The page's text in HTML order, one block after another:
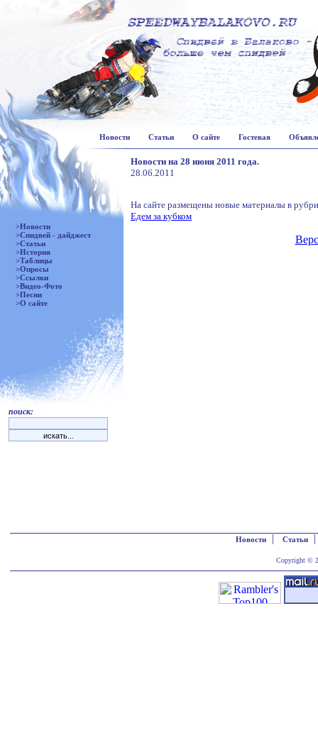
Новости Статьи О сайте Гостевая
>Новости
>Спидвей - дайджест
>Статьи
>История
>Таблицы
>Опросы
>Ссылки
>Видео-Фото
>Песни
>О сайте
поиск:
Новости на 28 июня 2011 года.
28.06.2011
На сайте размещены новые материалы в
Едем за кубком
Новости| Статьи
Copyright ©